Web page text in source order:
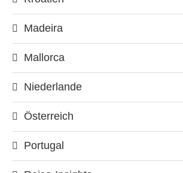
Madeira
Mallorca
Niederlande
Österreich
Portugal